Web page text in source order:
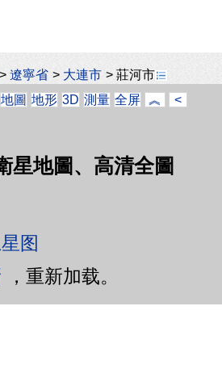
>遼寧省 > 大連市 >莊河市
地圖 地形 3D 測量 全屏 ︽ <
星地圖、高清全圖
图
，重新加载。